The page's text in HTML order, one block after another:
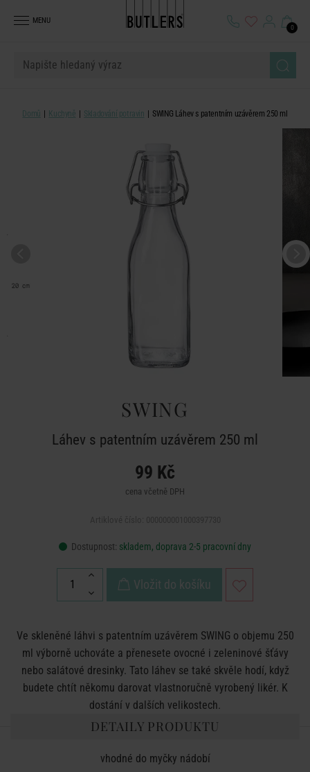
MENU
0
Domů Kuchyně Skladování potravin SWING Láhev s patentním uzávěrem 250 ml
SWING
Láhev s patentním uzávěrem 250 ml
99 Kč
cena včetně DPH
Dostupnost: skladem, doprava 2-5 pracovní dny
Vložit do košíku
Ve skleněné láhvi s patentním uzávěrem SWING o objemu 250
ml výborně uchováte a přenesete ovocné i zeleninové šťávy
nebo salátové dresinky. Tato láhev se také skvěle hodí, když
budete chtít někomu darovat vlastnoručně vyrobený likér. K
dostání v dalších velikostech.
DETAILY PRODUKTU
vhodné do myčky nádobí